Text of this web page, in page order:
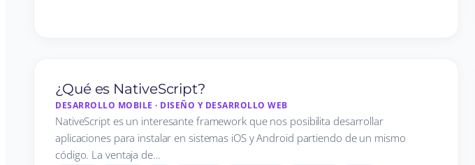
¿Qué es NativeScript?
DESARROLLO MOBILE · DISEÑO Y DESARROLLO WEB
NativeScript es un interesante framework que nos posibilita desarrollar
aplicaciones para instalar en sistemas iOS y Android partiendo de un mismo
código. La ventaja de…